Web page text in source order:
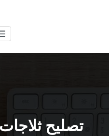
تصليح